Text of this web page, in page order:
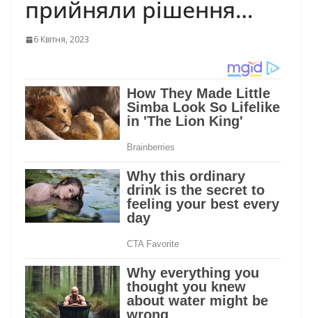
прийняли рішення…
6 Квітня, 2023